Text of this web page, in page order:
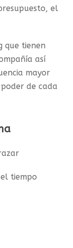
el
que tienen
así
mayor
de cada
tiempo